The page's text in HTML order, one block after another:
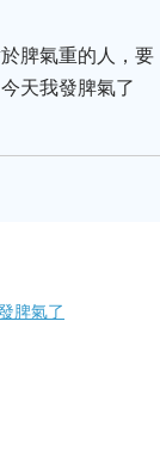
脾氣重的人，要
天我發脾氣了
脾氣了